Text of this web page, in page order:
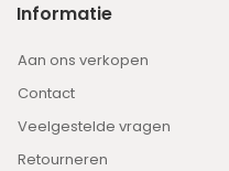
Informatie
Aan ons verkopen
Contact
Veelgestelde vragen
Retourneren